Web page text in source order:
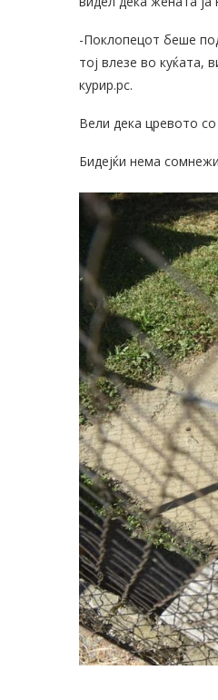
-Поклопецот беше
тој влезе во куќата,
курир.рс.
Вели дека цревото
Бидејќи нема